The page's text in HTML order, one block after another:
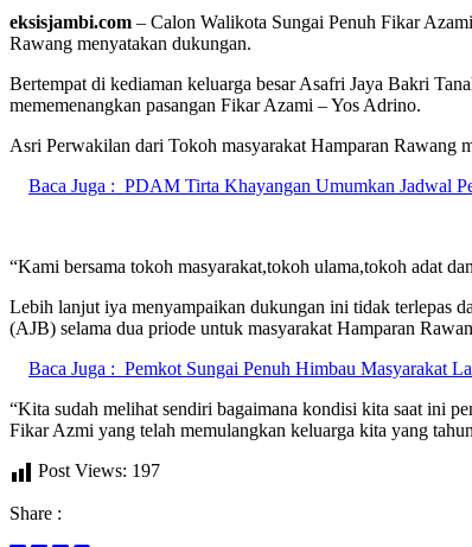
eksisjambi.com – Calon Walikota Sungai Penuh Fikar
Rawang menyatakan dukungan.
Bertempat di kediaman keluarga besar Asafri Jaya Bakri
mememenangkan pasangan Fikar Azami – Yos Adrino.
Asri Perwakilan dari Tokoh masyarakat Hamparan Rawang
Baca Juga : PDAM Tirta Khayangan Umumkan Jadwal
“Kami bersama tokoh masyarakat,tokoh ulama,tokoh adat
Lebih lanjut iya menyampaikan dukungan ini tidak terlepas
(AJB) selama dua priode untuk masyarakat Hamparan
Baca Juga : Pemkot Sungai Penuh Himbau Masyarakat
“Kita sudah melihat sendiri bagaimana kondisi kita saat ini
Fikar Azmi yang telah memulangkan keluarga kita yang
Post Views: 197
Share :